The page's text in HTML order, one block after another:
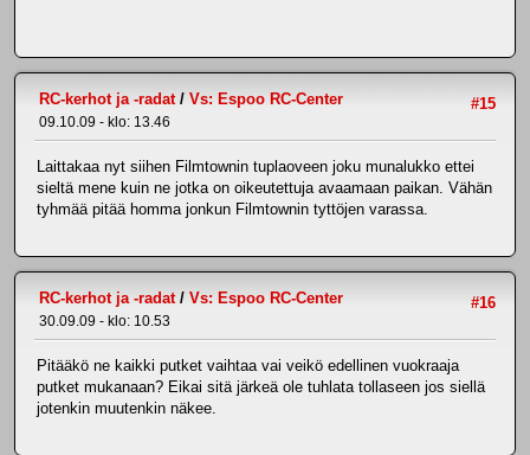
#15
RC-kerhot ja -radat/ Vs: Espoo RC-Center
09.10.09 - klo: 13.46
Laittakaa nyt siihen Filmtownin tuplaoveen joku munalukko ettei
sieltä mene kuin ne jotka on oikeutettuja avaamaan paikan. Vähän
tyhmää pitää homma jonkun Filmtownin tyttöjen varassa.
#16
RC-kerhot ja -radat/ Vs: Espoo RC-Center
30.09.09 - klo: 10.53
Pitääkö ne kaikki putket vaihtaa vai veikö edellinen vuokraaja
putket mukanaan? Eikai sitä järkeä ole tuhlata tollaseen jos siellä
jotenkin muutenkin näkee.